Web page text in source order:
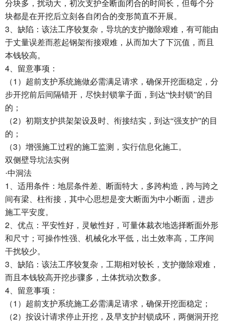
分块多，扰动大，初次支护全断面闭合的时间长，但每个分
块都是在开挖后立刻各自闭合的变形简直不开展。
3 、缺陷：该法工序较复杂，导坑的支护撤除艰难，有可能由
于丈量误差而惹起钢架衔接艰难，从而加大了下沉值，而且
本钱较高。
4 、留意事项：
（1 ）超前支护系统施做必需满足请求，确保开挖面稳定，分
步开挖前后间隔错开，尽快封锁掌子面，到达“快封锁”的目
的；
（2）初期支护拱架架设及时、衔接结实，到达“强支护”的目
的；
（3）增强施工过程的施工监测，实行信息化施工。
双侧壁导坑法实例
·中洞法
1
、适用条件：地层条件差、断面特大，多跨构造，跨与跨之
间有梁、柱衔接，其中心思想是变大断面为中小断面，进步
施工平安度。
2 、优点：平安性好，灵敏性好，可量体裁衣地选择断面外形
和尺寸；可操作性强、机械化水平低，出土效率高，工序间
干扰较少。
3 、缺陷：该法工序较复杂，工期相对较长，支护撤除艰难，
而且本钱较高开挖步骤多，土体扰动次数多。
4 、留意事项：
（1 ）超前支护系统施工必需满足请求，确保开挖面稳定；
（2）按设计请求停止开挖，及早支护封锁成环，两侧洞开挖